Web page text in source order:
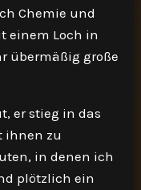
Chemie und
einem Loch in
übermäßig große
er stieg in das
ihnen zu
in denen ich
plötzlich ein